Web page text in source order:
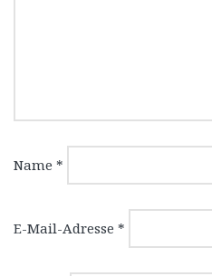
Name *
E-Mail-Adresse *